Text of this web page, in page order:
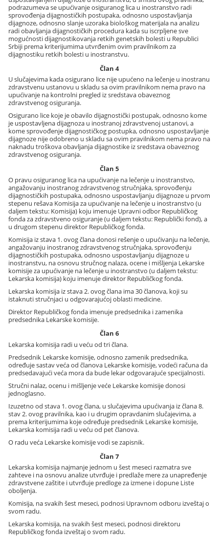
podrazumeva se upućivanje osiguranog lica u inostranstvo radi
sprovođenja dijagnostičkih postupaka, odnosno uspostavljanja
dijagnoze, odnosno slanje uzoraka biološkog materijala na analizu
radi obavljanja dijagnostičkih procedura kada su iscrpljene sve
mogućnosti dijagnostikovanja retkih genetskih bolesti u Republici
Srbiji prema kriterijumima utvrđenim ovim pravilnikom za
dijagnostiku retkih bolesti u inostranstvu.
Član 4
U slučajevima kada osigurano lice nije upućeno na lečenje u inostranu
zdravstvenu ustanovu u skladu sa ovim pravilnikom nema pravo na
upućivanje na kontrolni pregled iz sredstava obaveznog
zdravstvenog osiguranja.
Osigurano lice koje je obavilo dijagnostički postupak, odnosno kome
je uspostavljena dijagnoza u inostranoj zdravstvenoj ustanovi, a
kome sprovođenje dijagnostičkog postupka, odnosno uspostavljanje
dijagnoze nije odobreno u skladu sa ovim pravilnikom nema pravo na
naknadu troškova obavljanja dijagnostike iz sredstava obaveznog
zdravstvenog osiguranja.
Član 5
O pravu osiguranog lica na upućivanje na lečenje u inostranstvo,
angažovanju inostranog zdravstvenog stručnjaka, sprovođenju
dijagnostičkih postupaka, odnosno uspostavljanju dijagnoze u prvom
stepenu rešava Komisija za upućivanje na lečenje u inostranstvo (u
daljem tekstu: Komisija) koju imenuje Upravni odbor Republičkog
fonda za zdravstveno osiguranje (u daljem tekstu: Republički fond), a
u drugom stepenu direktor Republičkog fonda.
Komisija iz stava 1. ovog člana donosi rešenje o upućivanju na lečenje,
angažovanju inostranog zdravstvenog stručnjaka, sprovođenju
dijagnostičkih postupaka, odnosno uspostavljanju dijagnoze u
inostranstvu, na osnovu stručnog nalaza, ocene i mišljenja Lekarske
komisije za upućivanje na lečenje u inostranstvo (u daljem tekstu:
Lekarska komisija) koju imenuje direktor Republičkog fonda.
Lekarska komisija iz stava 2. ovog člana ima 30 članova, koji su
istaknuti stručnjaci u odgovarajućoj oblasti medicine.
Direktor Republičkog fonda imenuje predsednika i zamenika
predsednika Lekarske komisije.
Član 6
Lekarska komisija radi u veću od tri člana.
Predsednik Lekarske komisije, odnosno zamenik predsednika,
određuje sastav veća od članova Lekarske komisije, vodeći računa da
predsedavajući veća mora da bude lekar odgovarajuće specijalnosti.
Stručni nalaz, ocenu i mišljenje veće Lekarske komisije donosi
jednoglasno.
Izuzetno od stava 1. ovog člana, u slučajevima upućivanja iz člana 8.
stav 2. ovog pravilnika, kao i u drugim opravdanim slučajevima, a
prema kriterijumima koje određuje predsednik Lekarske komisije,
Lekarska komisija radi u veću od pet članova.
O radu veća Lekarske komisije vodi se zapisnik.
Član 7
Lekarska komisija najmanje jednom u šest meseci razmatra sve
zahteve i na osnovu analize utvrđuje i predlaže mere za unapređenje
zdravstvene zaštite i utvrđuje predloge za izmene i dopune Liste
oboljenja.
Komisija, na svakih šest meseci, podnosi Upravnom odboru izveštaj o
svom radu.
Lekarska komisija, na svakih šest meseci, podnosi direktoru
Republičkog fonda izveštaj o svom radu.